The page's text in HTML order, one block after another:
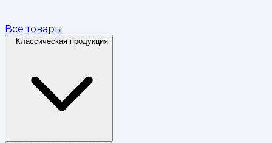
Все товары
Классическая продукция